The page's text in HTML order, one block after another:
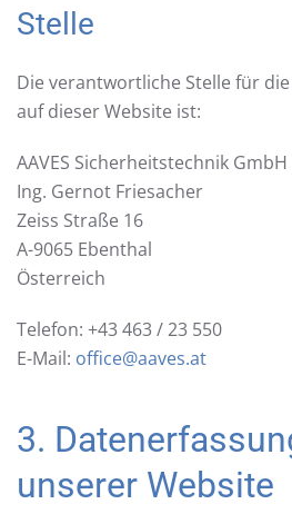
Stelle
Die verantwortliche Stelle für
auf dieser Website ist:
AAVES Sicherheitstechnik GmbH
Ing. Gernot Friesacher
Zeiss Straße 16
A-9065 Ebenthal
Österreich
Telefon: +43 463 / 23 550
E-Mail: office@aaves.at
3.
unserer Website